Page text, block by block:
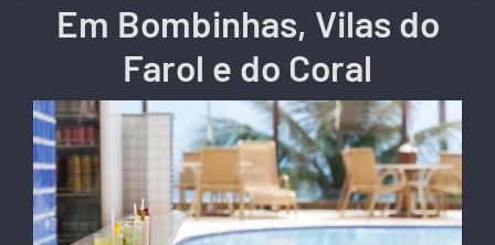
Em Bombinhas, Vilas do
Farol e do Coral